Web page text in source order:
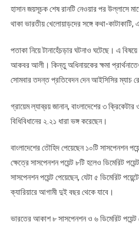
হাসান জয়সূচক শেষ রানটি নেওয়ার পর উল্লাসে
থাকা ভারতীয় খেলোয়াড়দের সঙ্গে কথা-
পতাকা নিয়ে টানাহেঁচড়ার ঘটনাও ঘটেছে। এ
আকবর আলী। কিন্তু অধিনায়কের ক্ষমা
সোমবার তদন্ত প্রতিবেদন দেন আইসিসির ম্যাচ
গ্রায়েম ল্যাব্রয় জানান, বাংলাদেশের ৩
বিধিবিধানের ২.২১ ধারা ভঙ্গ করেছেন।
বাংলাদেশের তৌহিদ পেয়েছেন ১০টি সাসপেনশন
ক্ষেত্রে সাসপেনশন পয়েন্ট ৮টি হলেও ডিমেরিট
সাসপেনশন পয়েন্ট পেয়েছেন, যেটা ৫ ডিমেরিট
ক্যারিয়ারে আগামী দুই বছর থেকে যাবে।
ভারতের আকাশ ৮ সাসপেনশন ও ৬ ডিমেরিট